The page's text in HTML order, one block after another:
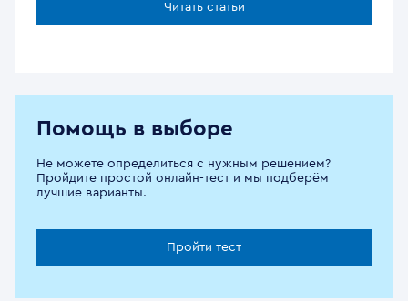
Читать статьи
Помощь в выборе
Не можете определиться с нужным решением?
Пройдите простой онлайн-тест и мы подберём
лучшие варианты.
Пройти тест